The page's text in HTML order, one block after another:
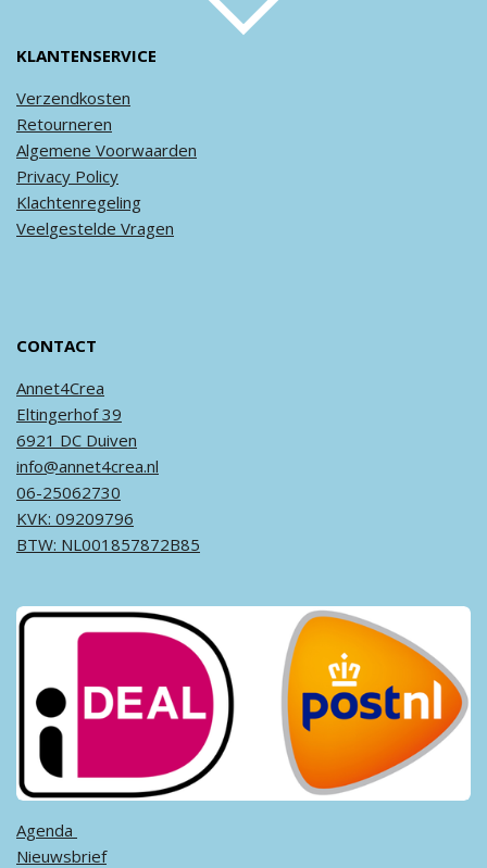
KLANTENSERVICE
Verzendkosten
Retourneren
Algemene Voorwaarden
Privacy Policy
Klachtenregeling
Veelgestelde Vragen
CONTACT
Annet4Crea
Eltingerhof 39
6921 DC Duiven
info@annet4crea.nl
06-25062730
KVK: 09209796
BTW: NL001857872B85
Agenda ​
Nieuwsbrief